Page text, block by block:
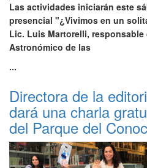
Las actividades iniciarán este
presencial "¿Vivimos en un
Lic. Luis Martorelli, responsable
Astronómico de las
...
Directora de la
dará una charla
del Parque del